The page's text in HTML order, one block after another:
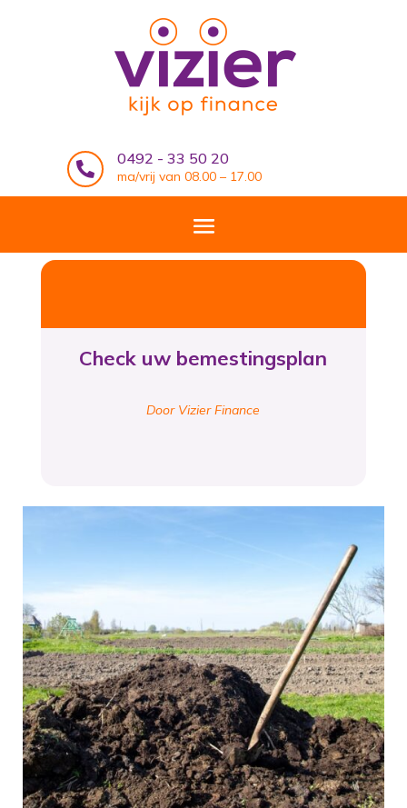

0492 - 33 50 20
ma/vrij van 08.00 – 17.00
Check uw bemestingsplan
Door Vizier Finance